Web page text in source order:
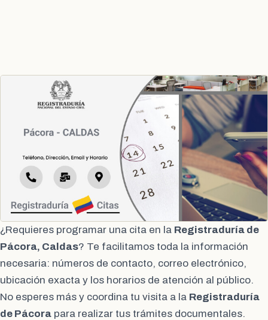
¿Requieres programar una cita en la Registraduría de
Pácora, Caldas? Te facilitamos toda la información
necesaria: números de contacto, correo electrónico,
ubicación exacta y los horarios de atención al público.
No esperes más y coordina tu visita a la Registraduría
de Pácora para realizar tus trámites documentales.